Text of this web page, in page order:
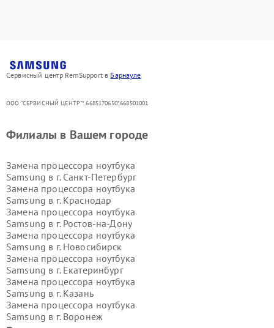
Сервисный центр RemSupport в Барнауле
ООО "СЕРВИСНЫЙ ЦЕНТР"* 6685170650*668501001
Филиалы в Вашем городе
Замена процессора ноутбука
Samsung в г. Санкт-Петербург
Замена процессора ноутбука
Samsung в г. Краснодар
Замена процессора ноутбука
Samsung в г. Ростов-на-Дону
Замена процессора ноутбука
Samsung в г. Новосибирск
Замена процессора ноутбука
Samsung в г. Екатеринбург
Замена процессора ноутбука
Samsung в г. Казань
Замена процессора ноутбука
Samsung в г. Воронеж